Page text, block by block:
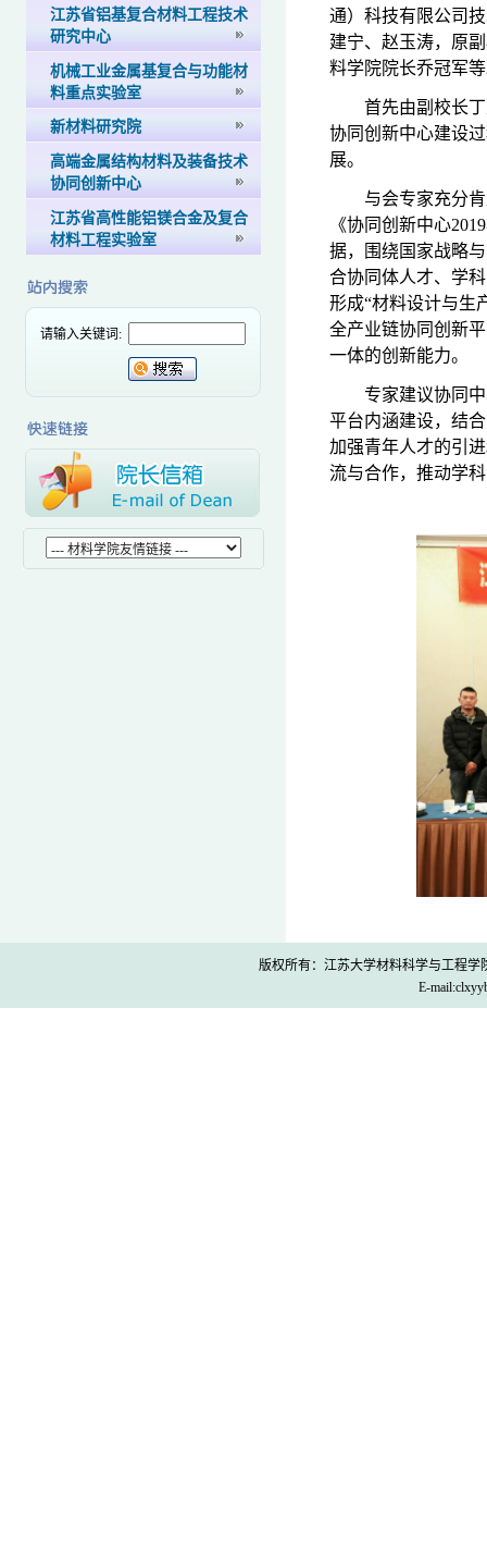
江苏省铝基复合材料工程技术
研究中心
机械工业金属基复合与功能材
料重点实验室
新材料研究院
高端金属结构材料及装备技术
协同创新中心
江苏省高性能铝镁合金及复合
材料工程实验室
请输入关键词:
通）科技有限公司
建宁、赵玉涛，原
料学院院长乔冠军等
首先由副校长
协同创新中心建设
展。
与会专家充分
《协同创新中心2019
据，围绕国家战略
合协同体人才、学
形成“材料设计与生
全产业链协同创新
一体的创新能力。
专家建议协同
平台内涵建设，结
加强青年人才的引
流与合作，推动学
版权所有：江苏大学材料科学与工程
E-